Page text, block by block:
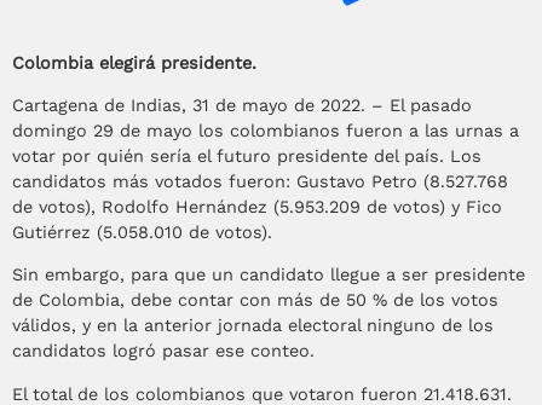
Colombia elegirá presidente.
Cartagena de Indias, 31 de mayo de 2022. – El pasado
domingo 29 de mayo los colombianos fueron a las urnas a
votar por quién sería el futuro presidente del país. Los
candidatos más votados fueron: Gustavo Petro (8.527.768
de votos), Rodolfo Hernández (5.953.209 de votos) y Fico
Gutiérrez (5.058.010 de votos).
Sin embargo, para que un candidato llegue a ser presidente
de Colombia, debe contar con más de 50 % de los votos
válidos, y en la anterior jornada electoral ninguno de los
candidatos logró pasar ese conteo.
El total de los colombianos que votaron fueron 21.418.631.